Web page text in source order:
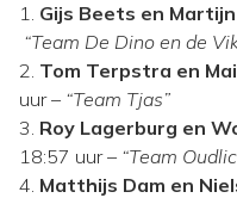
1. Gijs Beets en
“Team De Dino en de
2. Tom Terpstra en
uur – “Team Tjas”
3. Roy Lagerburg en
18:57 uur – “Team
4. Matthijs Dam en